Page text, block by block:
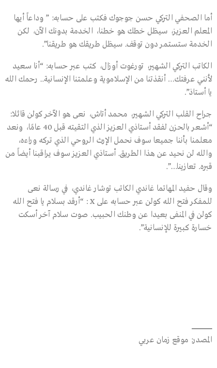
أما الصحفي التركي حسن جوجوك فكتب على حسابه: ” وداعاً أيها
المعلم العزيز، سيظل خطك هو خطنا، الخدمة بدونك الآن، لكن
الخدمة ستستمر دون توقف. سيظل طريقك هو طريقنا”.
الكاتب التركي الشهير، تورغوت أوزال، كتب عبر حسابه: “أنا سعيد
لأنني عرفتك… أنقذتنا من الإسلاموية وعلمتنا الإنسانية.. رحمك الله
يا أستاذ”.
جراح القلب التركي الشهير، محمد أتاش، نعى هو الآخر كولن قائلا:
“أشعر بالحزن لفقد أستاذي العزيز الذي التقيته قبل 40 عامًا، ونعد
معلمنا بأننا جميعا سوف نحمل الإرث الروحي الذي تركه وراءه،
والله لن نحيد عن هذا الطريق. أستاذي العزيز سوف يراقبنا أيضاً من
قبره. تعازينا…”.
وقال حفيد المهاتما غاندي الكاتب توشار غاندي، في رسالة نعى
للمفكر فتح الله كولن عبر حسابه على X : “أرقد بسلام يا فتح الله
كولن في المنفى بعيدا عن وطنك الحبيب. صوت سلام آخر أسكت
خسارة كبيرة للإنسانية”.
ــــــــــــــــــــــــــــــــــــــــــ
المصدر: موقع زمان عربي